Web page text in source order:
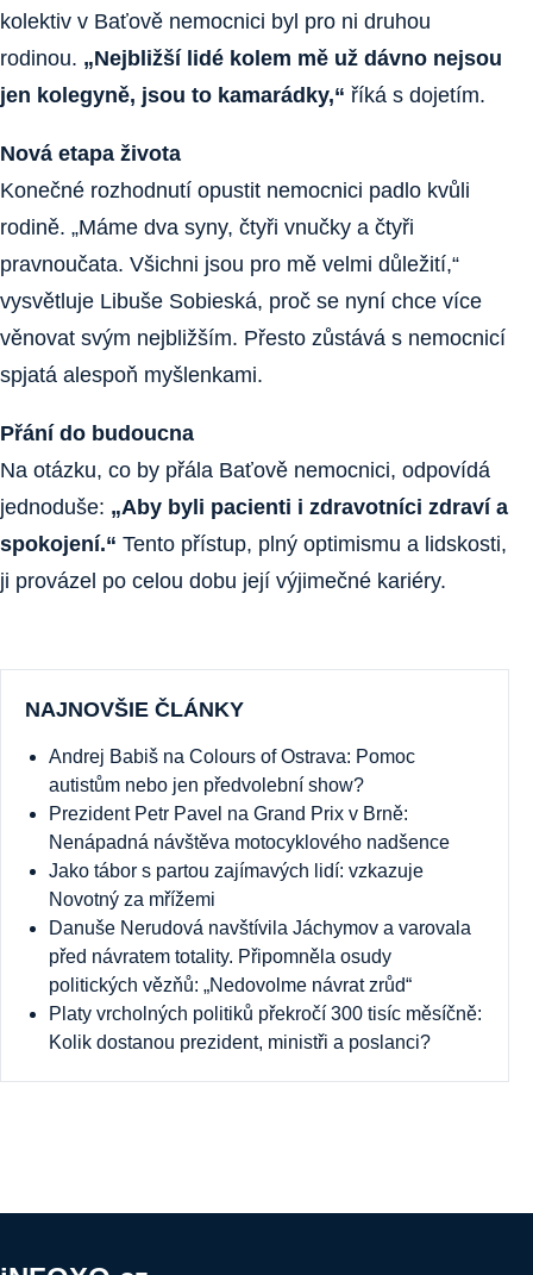
kolektiv v Baťově nemocnici byl pro ni druhou
rodinou. „Nejbližší lidé kolem mě už dávno nejsou
jen kolegyně, jsou to kamarádky,“ říká s dojetím.
Nová etapa života
Konečné rozhodnutí opustit nemocnici padlo kvůli
rodině. „Máme dva syny, čtyři vnučky a čtyři
pravnoučata. Všichni jsou pro mě velmi důležití,“
vysvětluje Libuše Sobieská, proč se nyní chce více
věnovat svým nejbližším. Přesto zůstává s nemocnicí
spjatá alespoň myšlenkami.
Přání do budoucna
Na otázku, co by přála Baťově nemocnici, odpovídá
jednoduše: „Aby byli pacienti i zdravotníci zdraví a
spokojení.“ Tento přístup, plný optimismu a lidskosti,
ji provázel po celou dobu její výjimečné kariéry.
NAJNOVŠIE ČLÁNKY
Andrej Babiš na Colours of Ostrava: Pomoc
autistům nebo jen předvolební show?
Prezident Petr Pavel na Grand Prix v Brně:
Nenápadná návštěva motocyklového nadšence
Jako tábor s partou zajímavých lidí: vzkazuje
Novotný za mřížemi
Danuše Nerudová navštívila Jáchymov a varovala
před návratem totality. Připomněla osudy
politických vězňů: „Nedovolme návrat zrůd“
Platy vrcholných politiků překročí 300 tisíc měsíčně:
Kolik dostanou prezident, ministři a poslanci?